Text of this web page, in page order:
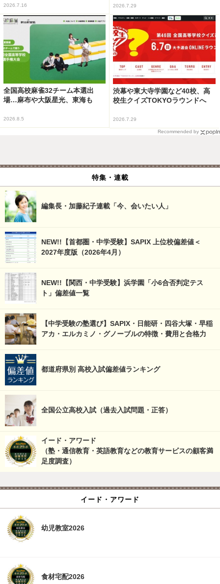
2026.7.16 2026.7.29
全国高校麻雀32チーム本選出
場…麻布や大阪星光、東海も
2026.8.5
渋幕や東大寺学園など40校、高
校生クイズTOKYOラウンドへ
2026.7.29
Recommended by
特集・連載
編集長・加藤紀子連載「今、会いたい人」
NEW!!【首都圏・中学受験】SAPIX 上位校偏差値＜
2027年度版（2026年4月）
NEW!!【関西・中学受験】浜学園「小6合否判定テス
ト」偏差値一覧
【中学受験の塾選び】SAPIX・日能研・四谷大塚・早稲
アカ・エルカミノ・グノーブルの特徴・費用と合格力
都道府県別 高校入試偏差値ランキング
全国公立高校入試（過去入試問題・正答）
イード・アワード
（塾・通信教育・英語教育などの教育サービスの顧客満
足度調査）
イード・アワード
幼児教室2026
食材宅配2026